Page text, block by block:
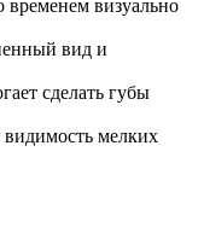
временем визуально
вид и
сделать губы
видимость мелких